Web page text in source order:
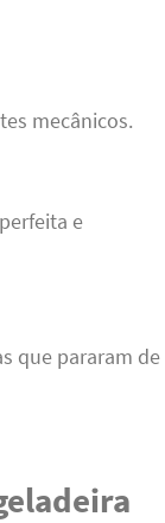
mecânicos.
e
que pararam de